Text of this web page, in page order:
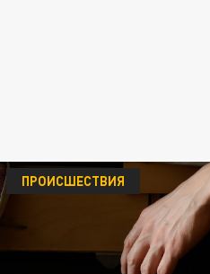
ПРОИСШЕСТВИЯ